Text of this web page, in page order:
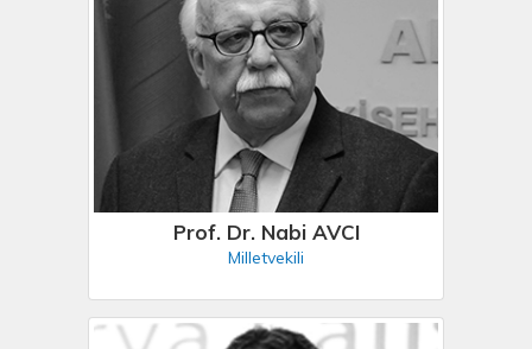
Prof. Dr. Nabi AVCI
Milletvekili